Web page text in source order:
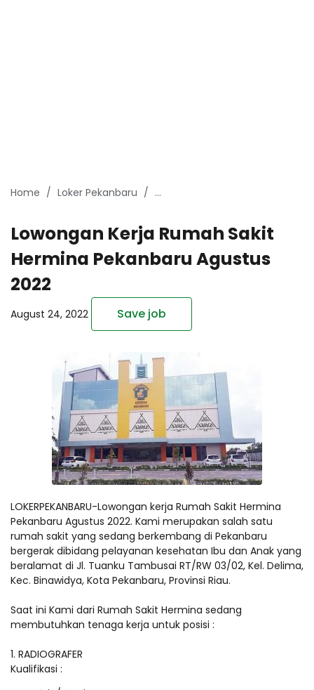
Home Loker Pekanbaru Lowongan Kerja Pekanbaru
Lowongan Kerja Rumah Sakit
Hermina Pekanbaru Agustus
2022
August 24, 2022 Save job
LOKERPEKANBARU-Lowongan kerja Rumah Sakit Hermina
Pekanbaru Agustus 2022. Kami merupakan salah satu
rumah sakit yang sedang berkembang di Pekanbaru
bergerak dibidang pelayanan kesehatan Ibu dan Anak yang
beralamat di Jl. Tuanku Tambusai RT/RW 03/02, Kel. Delima,
Kec. Binawidya, Kota Pekanbaru, Provinsi Riau.
Saat ini Kami dari Rumah Sakit Hermina sedang
membutuhkan tenaga kerja untuk posisi :
1. RADIOGRAFER
Kualifikasi :